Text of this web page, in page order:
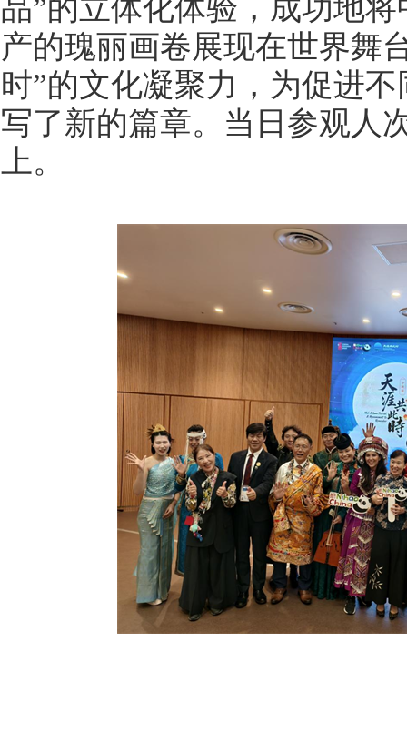
品”的立体化体验，成功地
产的瑰丽画卷展现在世界舞
时”的文化凝聚力，为促进
写了新的篇章。当日参观人
上。